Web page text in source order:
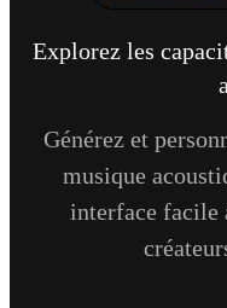
Explorez les
Générez et
musique
interface facile